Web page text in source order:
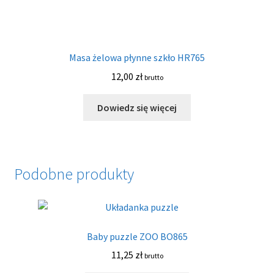
Masa żelowa płynne szkło HR765
12,00 zł brutto
Dowiedz się więcej
Podobne produkty
Baby puzzle ZOO BO865
11,25 zł brutto